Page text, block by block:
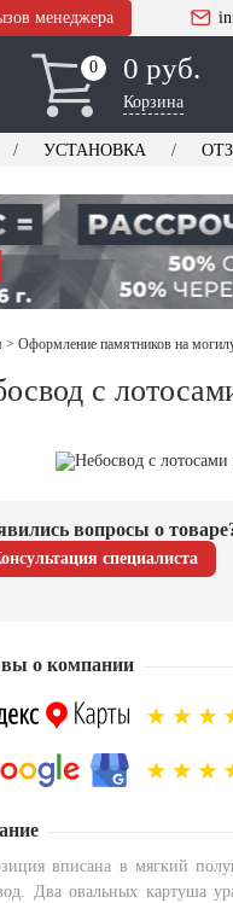
менеджера
0
0 0 руб.
Корзина
УСТАНОВКА
> Оформление памятников на
с
вопросы о
специалиста
о компании
вписана в мягкий
Два овальных картуша